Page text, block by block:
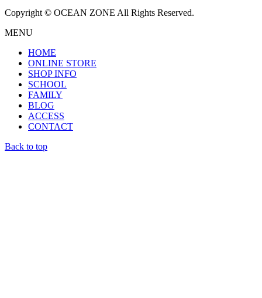
Copyright © OCEAN ZONE All Rights Reserved.
MENU
HOME
ONLINE STORE
SHOP INFO
SCHOOL
FAMILY
BLOG
ACCESS
CONTACT
Back to top